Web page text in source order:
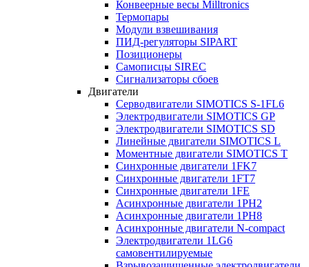
Конвеерные весы Milltronics
Термопары
Модули взвешивания
ПИД-регуляторы SIPART
Позиционеры
Самописцы SIREC
Сигнализаторы сбоев
Двигатели
Серводвигатели SIMOTICS S-1FL6
Электродвигатели SIMOTICS GP
Электродвигатели SIMOTICS SD
Линейные двигатели SIMOTICS L
Моментные двигатели SIMOTICS T
Синхронные двигатели 1FK7
Синхронные двигатели 1FT7
Синхронные двигатели 1FE
Асинхронные двигатели 1PH2
Асинхронные двигатели 1PH8
Асинхронные двигатели N-compact
Электродвигатели 1LG6
cамовентилируемые